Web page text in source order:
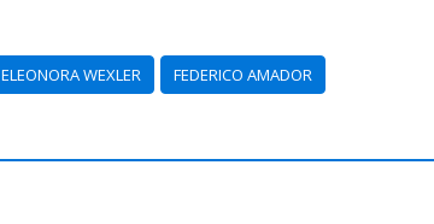
ELEONORA WEXLER FEDERICO AMADOR